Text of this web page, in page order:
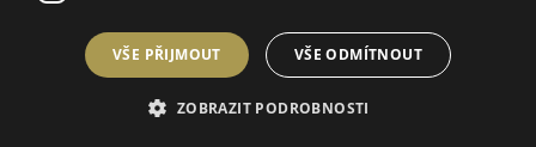
Olbrahomice 1
VŠE PŘIJMOUT VŠE ODMÍTNOUT
ZOBRAZIT PODROBNOSTI